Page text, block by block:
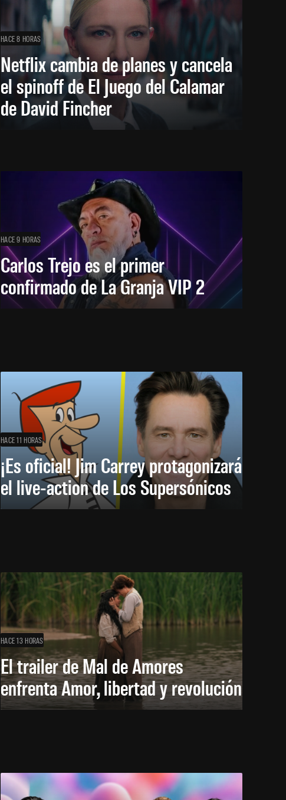
HACE 8 HORAS
Netflix cambia de planes y cancela
el spinoff de El Juego del Calamar
de David Fincher
HACE 9 HORAS
Carlos Trejo es el primer
confirmado de La Granja VIP 2
HACE 11 HORAS
¡Es oficial! Jim Carrey protagonizará
el live-action de Los Supersónicos
HACE 13 HORAS
El trailer de Mal de Amores
enfrenta Amor, libertad y revolución